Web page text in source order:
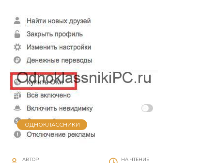
ОДНОКЛАССНИКИ
АВТОР НА ЧТЕНИЕ